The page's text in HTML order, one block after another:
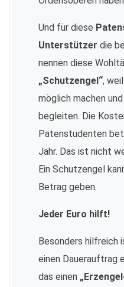
Und für diese
Unterstützer die
nennen diese
„Schutzengel“,
möglich machen
begleiten. Die
Patenstudenten
Jahr. Das ist nicht
Ein Schutzengel
Betrag geben.
Jeder Euro hilft!
Besonders hilfreich
einen Dauerauftrag
das einen